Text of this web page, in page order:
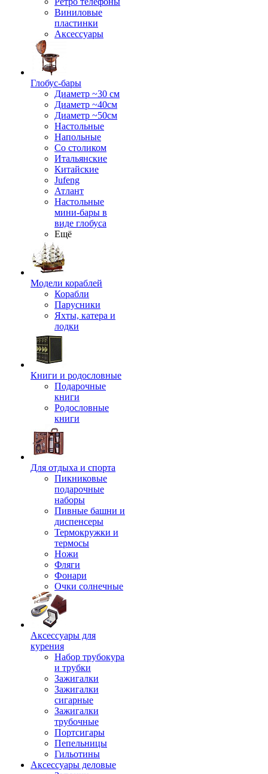
Виниловые
пластинки
Аксессуары
Глобус-бары
Диаметр ~30 см
Диаметр ~40см
Диаметр ~50см
Настольные
Напольные
Со столиком
Итальянские
Китайские
Jufeng
Атлант
Настольные
мини-бары в
виде глобуса
Ещё
Модели кораблей
Корабли
Парусники
Яхты, катера и
лодки
Книги и родословные
Подарочные
книги
Родословные
книги
Для отдыха и спорта
Пикниковые
подарочные
наборы
Пивные башни и
диспенсеры
Термокружки и
термосы
Ножи
Фляги
Фонари
Очки солнечные
Аксессуары для
курения
Набор трубокура
и трубки
Зажигалки
Зажигалки
сигарные
Зажигалки
трубочные
Портсигары
Пепельницы
Гильотины
Аксессуары деловые